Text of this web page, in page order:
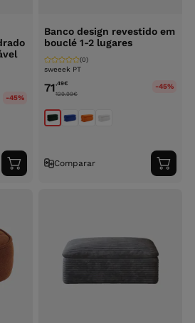
-45%
Adicionar
ao
Banco design revestido em
bouclé 1-2 lugares
sweeek PT
(0)
71,49€
129.99€
-45%
Comparar
ao